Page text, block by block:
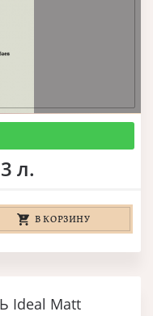
л.
В КОРЗИНУ
Ideal Matt